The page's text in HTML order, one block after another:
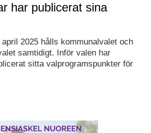
har publicerat sina
april 2025 hålls kommunalvalet och
samtidigt. Inför valen har
sitta valprogramspunkter för